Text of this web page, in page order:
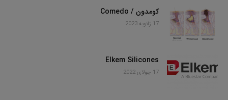
کومدون / Comedo
17 ژانویه 2023
Elkem Silicones
17 جولای 2022